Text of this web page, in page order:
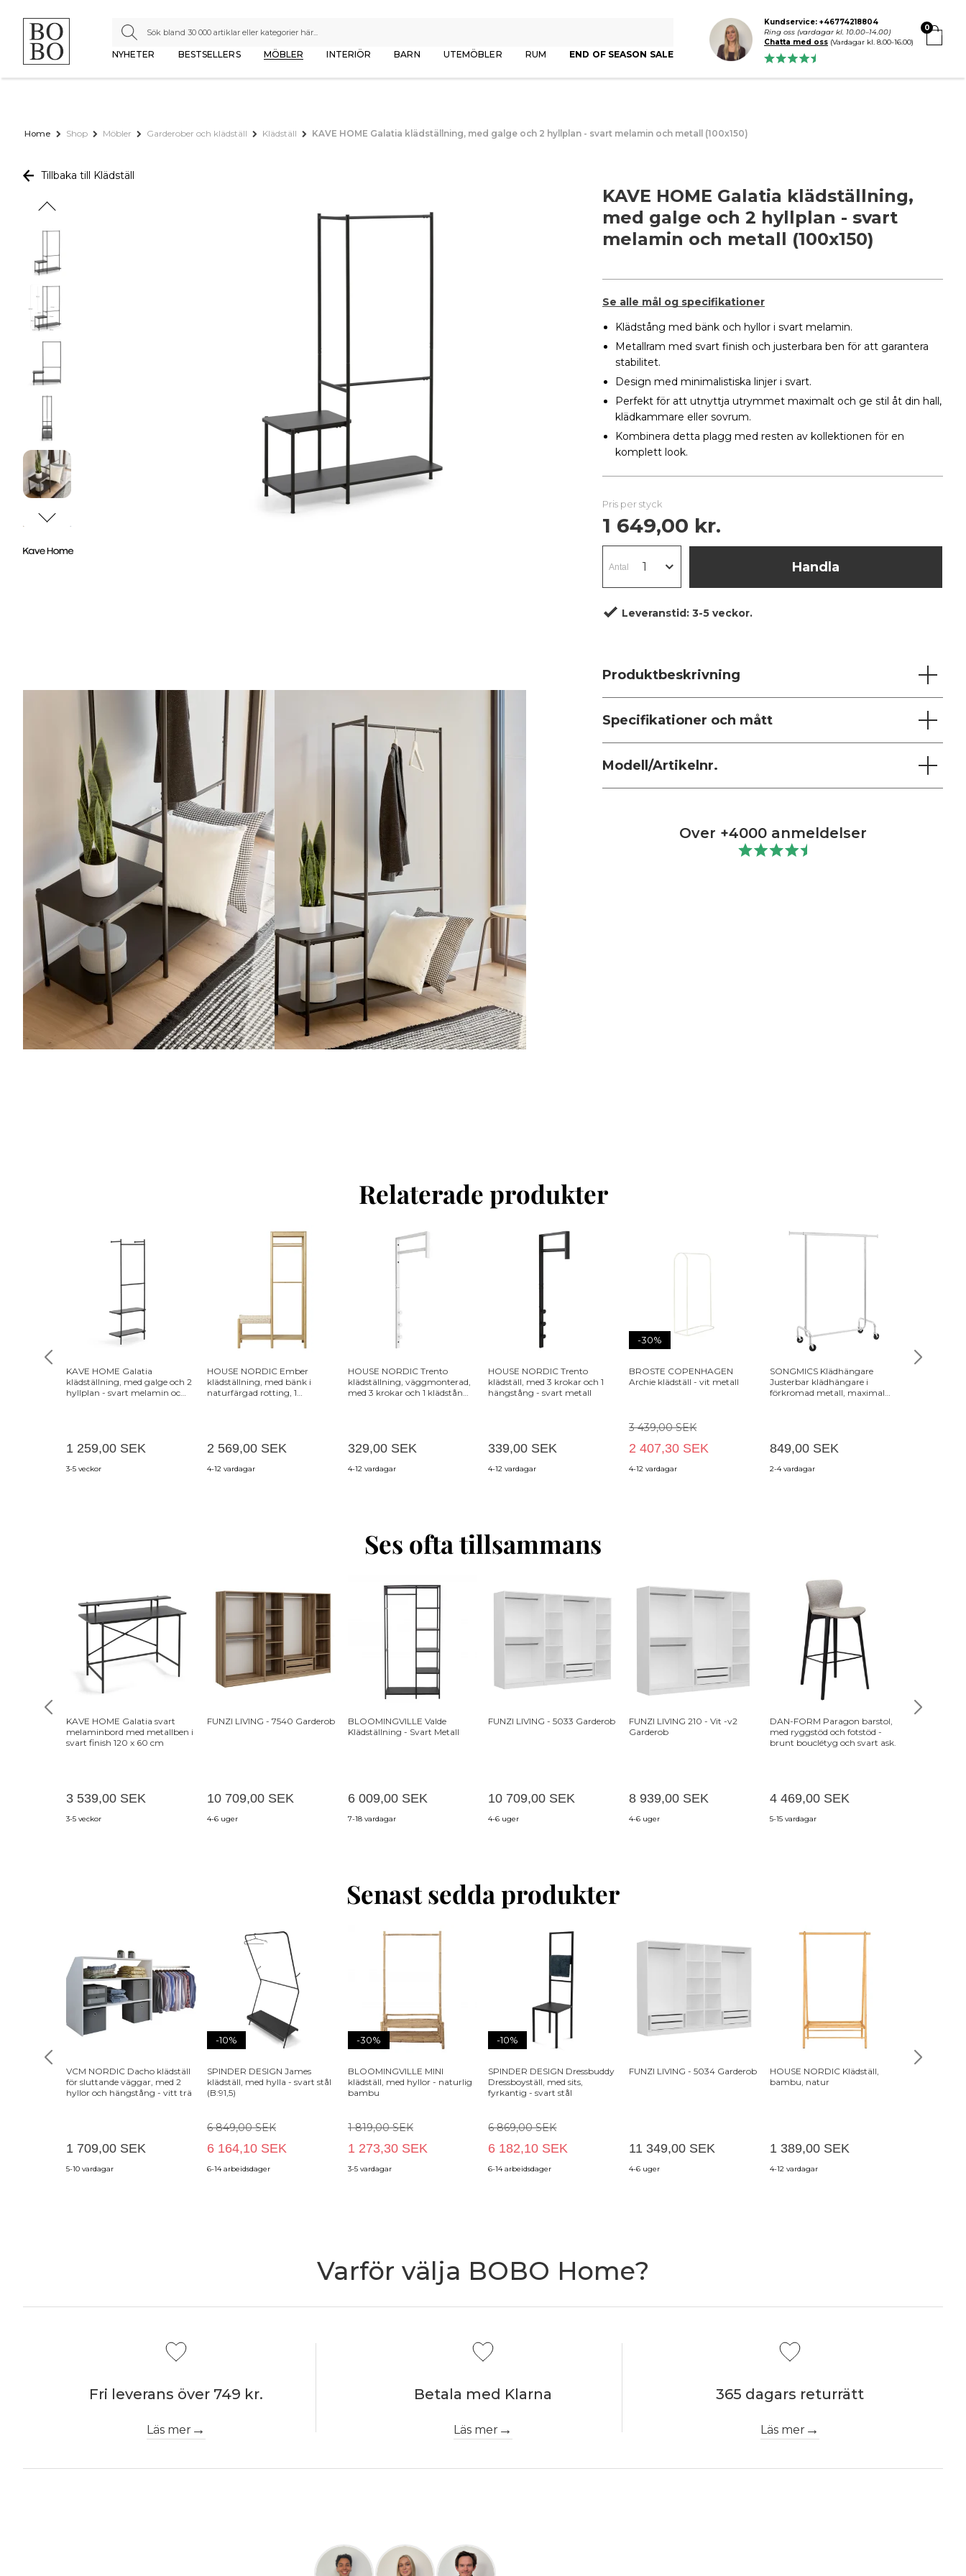
NYHETER BESTSELLERS MÖBLER INTERIÖR BARN UTEMÖBLER RUM END OF SEASON SALE
0
Kundservice: +46774218804
Ring oss (vardagar kl. 10.00–14.00)
Chatta med oss (Vardagar kl. 8.00-16.00)
Home Shop Möbler Garderober och klädställ Klädställ KAVE HOME Galatia klädställning, med galge och 2 hyllplan - svart melamin och metall (100x150)
Tillbaka till Klädställ
KAVE HOME Galatia klädställning,
med galge och 2 hyllplan - svart
melamin och metall (100x150)
Se alle mål og specifikationer
Klädstång med bänk och hyllor i svart melamin.
Metallram med svart finish och justerbara ben för att garantera
stabilitet.
Design med minimalistiska linjer i svart.
Perfekt för att utnyttja utrymmet maximalt och ge stil åt din hall,
klädkammare eller sovrum.
Kombinera detta plagg med resten av kollektionen för en
komplett look.
Pris per styck
1 649,00 kr.
Handla
Leveranstid: 3-5 veckor.
Produktbeskrivning
Specifikationer och mått
Modell/Artikelnr.
Over +4000 anmeldelser
Relaterade produkter
KAVE HOME Galatia
klädställning, med galge och 2
hyllplan - svart melamin och
1 259,00 SEK
3-5 veckor
HOUSE NORDIC Ember
klädställning, med bänk i
naturfärgad rotting, 1
2 569,00 SEK
4-12 vardagar
HOUSE NORDIC Trento
klädställning, väggmonterad,
med 3 krokar och 1 klädstång -
329,00 SEK
4-12 vardagar
HOUSE NORDIC Trento
klädställ, med 3 krokar och 1
hängstång - svart metall
339,00 SEK
4-12 vardagar
-30%
BROSTE COPENHAGEN
Archie klädställ - vit metall
3 439,00 SEK
2 407,30 SEK
4-12 vardagar
SONGMICS Klädhängare
Justerbar klädhängare i
förkromad metall, maximal
849,00 SEK
2-4 vardagar
Ses ofta tillsammans
KAVE HOME Galatia svart
melaminbord med metallben i
svart finish 120 x 60 cm
3 539,00 SEK
3-5 veckor
FUNZI LIVING - 7540 Garderob
10 709,00 SEK
4-6 uger
BLOOMINGVILLE Valde
Klädställning - Svart Metall
6 009,00 SEK
7-18 vardagar
FUNZI LIVING - 5033 Garderob
10 709,00 SEK
4-6 uger
FUNZI LIVING 210 - Vit -v2
Garderob
8 939,00 SEK
4-6 uger
DAN-FORM Paragon barstol,
med ryggstöd och fotstöd -
brunt bouclétyg och svart ask.
4 469,00 SEK
5-15 vardagar
Senast sedda produkter
VCM NORDIC Dacho klädställ
för sluttande väggar, med 2
hyllor och hängstång - vitt trä
1 709,00 SEK
5-10 vardagar
-10%
SPINDER DESIGN James
klädställ, med hylla - svart stål
(B:91,5)
6 849,00 SEK
6 164,10 SEK
6-14 arbeidsdager
-30%
BLOOMINGVILLE MINI
klädställ, med hyllor - naturlig
bambu
1 819,00 SEK
1 273,30 SEK
3-5 vardagar
-10%
SPINDER DESIGN Dressbuddy
Dressboyställ, med sits,
fyrkantig - svart stål
6 869,00 SEK
6 182,10 SEK
6-14 arbeidsdager
FUNZI LIVING - 5034 Garderob
11 349,00 SEK
4-6 uger
HOUSE NORDIC Klädställ,
bambu, natur
1 389,00 SEK
4-12 vardagar
Varför välja BOBO Home?
Fri leverans över 749 kr.
Läs mer
Betala med Klarna
Läs mer
365 dagars returrätt
Läs mer